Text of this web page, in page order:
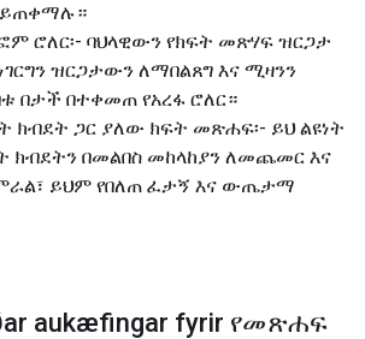
ይጠቀማሉ።
ሮለር፡- ባህላዊውን የክፍት መጽሃፍ ዝርጋታ
ዝርጋታውን ለማበልጸግ እና ሚዛንን
በታች በተቀመጠ የአረፋ ሮለር።
ጋር ያለው ክፍት መጽሐፍ፡- ይህ ልዩነት
በመልበስ መከላከያን ለመጨመር እና
ይህም የበለጠ ፈታኝ እና ውጤታማ
aukæfingar fyrir የመጽሐፍ